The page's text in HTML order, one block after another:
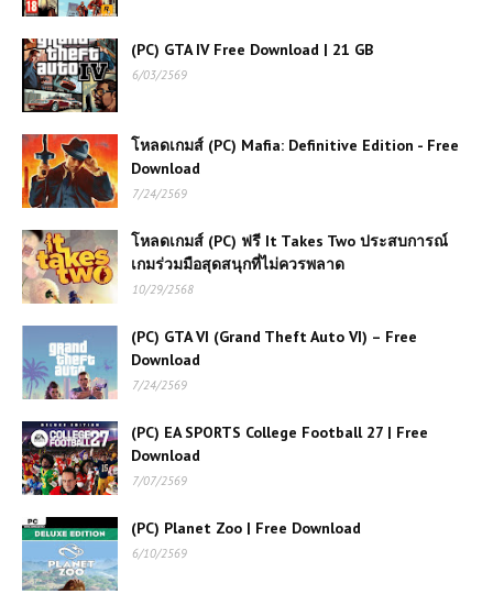
โหลดเกมส์ (PC) ฟรี Arma 3
ประสบการณ์สงครามสมจริงบนเกาะ
แห่งเอเชีย
4 เล่นได้ 100%
โหลดเกมส์ (PC) Battle Realms ไฟล์
เดียวจบ | Free Download
(PC) Grand Theft Auto V | Free
Download
(PC) The Arrival Free
Download
(PC) GTA VI (Grand Theft Auto
VI) – Free Download
(PC) GTA IV Free Download | 21 GB
6/03/2569
โหลดเกมส์ (PC) Mafia: Definitive Edition - Free
Download
7/24/2569
โหลดเกมส์ (PC) ฟรี It Takes Two ประสบการณ์
เกมร่วมมือสุดสนุกที่ไม่ควรพลาด
10/29/2568
(PC) GTA VI (Grand Theft Auto VI) – Free
Download
7/24/2569
(PC) EA SPORTS College Football 27 | Free
Download
7/07/2569
(PC) Planet Zoo | Free Download
6/10/2569